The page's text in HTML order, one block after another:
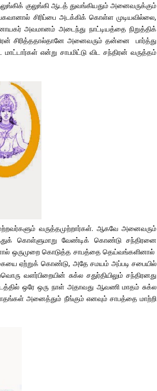
குலுங்கி ஆடத் துவங்கியதும் அனைவருக்கும்
சிரிப்பை அடக்கிக் கொள்ள முடியவில்லை,
அவமானம் அடைந்து நாட்டியத்தை நிறுத்திக்
சிரித்ததால்தானே அனைவரும் தன்னை பார்த்து
என்று சாபமிட்டு விட சந்திரன் வருத்தம்
வருத்தமுற்றார்கள். ஆகவே அனைவரும்
கொள்ளுமாறு வேண்டிக் கொண்டு சந்திரனை
ஒருமுறை கொடுத்த சாபத்தை தெய்வங்களினால்
ஏற்றுக் கொண்டு, அதே சமயம் அப்படி சபையில்
வளர்பிறையின் சுக்ல சதுர்தியிலும் சந்திரனது
ஒரே ஒரு நாள் அதாவது ஆவணி மாதம் சுக்ல
அனைத்தும் நீங்கும் எனவும் சாபத்தை மாற்றி